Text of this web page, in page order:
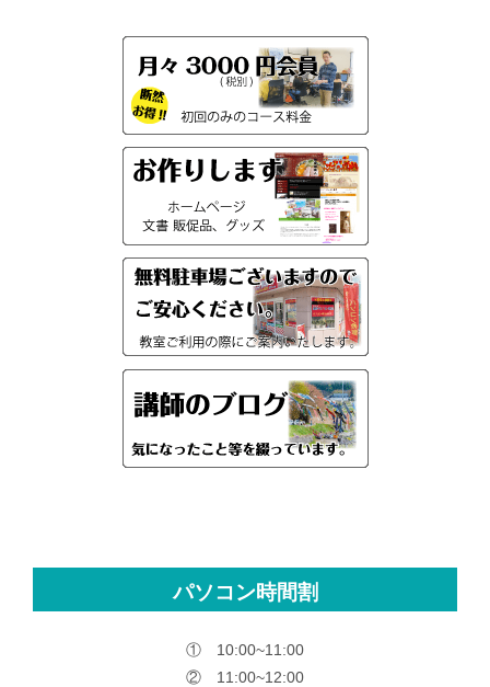
パソコン時間割
① 10:00~11:00
② 11:00~12:00